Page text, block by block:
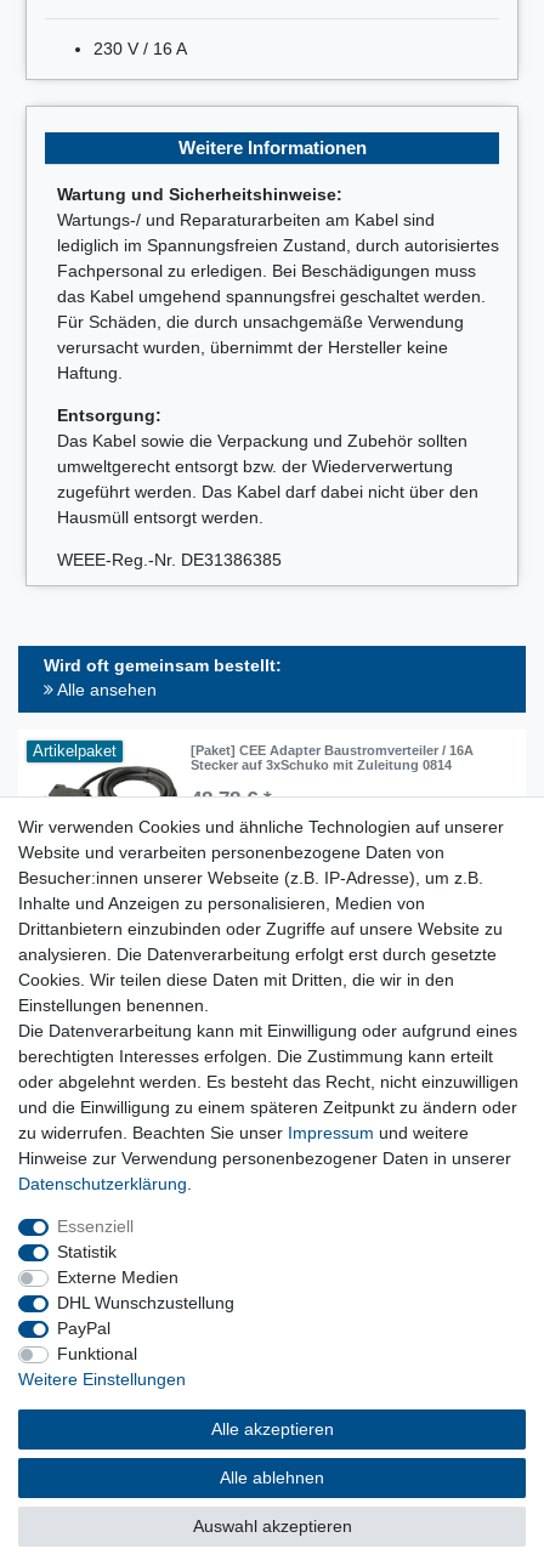
230 V / 16 A
Weitere Informationen
Wartung und Sicherheitshinweise:
Wartungs-/ und Reparaturarbeiten am Kabel sind
lediglich im Spannungsfreien Zustand, durch autorisiertes
Fachpersonal zu erledigen. Bei Beschädigungen muss
das Kabel umgehend spannungsfrei geschaltet werden.
Für Schäden, die durch unsachgemäße Verwendung
verursacht wurden, übernimmt der Hersteller keine
Haftung.
Entsorgung:
Das Kabel sowie die Verpackung und Zubehör sollten
umweltgerecht entsorgt bzw. der Wiederverwertung
zugeführt werden. Das Kabel darf dabei nicht über den
Hausmüll entsorgt werden.
WEEE-Reg.-Nr. DE31386385
Wird oft gemeinsam bestellt:
Alle ansehen
Artikelpaket
[Paket] CEE Adapter Baustromverteiler / 16A
Stecker auf 3xSchuko mit Zuleitung 0814
48,78 € *
In den Warenkorb
inkl. ges. MwSt. zzgl.Versandkosten
Lieferzeit etwa 1 bis 3 Werktage
Kostenloser Versand ab 199 EURO Warenwert
30 Tage Rückgaberecht
sichere Bezahlverfahren
Barrierefreiheitserklärung
Vertrag widerrufen ImpressumDatenschutzerklärungAGB
Versand und Kosten
Wir verwenden Cookies und ähnliche Technologien auf unserer
Website und verarbeiten personenbezogene Daten von
Besucher:innen unserer Webseite (z.B. IP-Adresse), um z.B.
Inhalte und Anzeigen zu personalisieren, Medien von
Drittanbietern einzubinden oder Zugriffe auf unsere Website zu
analysieren. Die Datenverarbeitung erfolgt erst durch gesetzte
Cookies. Wir teilen diese Daten mit Dritten, die wir in den
Einstellungen benennen.
Die Datenverarbeitung kann mit Einwilligung oder aufgrund eines
berechtigten Interesses erfolgen. Die Zustimmung kann erteilt
oder abgelehnt werden. Es besteht das Recht, nicht einzuwilligen
und die Einwilligung zu einem späteren Zeitpunkt zu ändern oder
zu widerrufen. Beachten Sie unser Impressum und weitere
Hinweise zur Verwendung personenbezogener Daten in unserer
Daten­schutz­erklärung
Essenziell
Statistik
Externe Medien
DHL Wunschzustellung
PayPal
Funktional
Weitere Einstellungen
Alle akzeptieren
Alle ablehnen
Auswahl akzeptieren